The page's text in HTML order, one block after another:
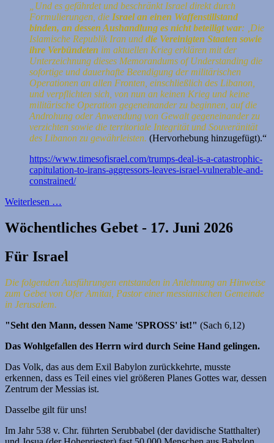
„Und es gefährdet und beschränkt Israel direkt durch
Formulierungen, die Israel an einen Waffenstillstand
binden, an dessen Aushandlung es nicht beteiligt war: ‚Die
Islamische Republik Iran und die Vereinigten Staaten sowie
ihre Verbündeten im aktuellen Krieg erklären mit der
Unterzeichnung dieses Memorandums of Understanding die
sofortige und dauerhafte Beendigung der militärischen
Operationen an allen Fronten, einschließlich des Libanon,
und verpflichten sich, von nun an keinen Krieg und keine
militärische Operation gegeneinander zu beginnen, auf die
Androhung oder Anwendung von Gewalt gegeneinander zu
verzichten sowie die territoriale Integrität und Souveränität
des Libanon zu gewährleisten. (Hervorhebung hinzugefügt).“
https://www.timesofisrael.com/trumps-deal-is-a-catastrophic-
capitulation-to-irans-aggressors-leaves-israel-vulnerable-and-
constrained/
Weiterlesen …
Wöchentliches Gebet - 17. Juni 2026
Für Israel
Die folgenden Ausführungen entstanden in Anlehnung an Hinweise
zum Gebet von Ofer Amitai, Pastor einer messianischen Gemeinde
in Jerusalem.
"Seht den Mann, dessen Name 'SPROSS' ist!" (Sach 6,12)
Das Wohlgefallen des Herrn wird durch Seine Hand gelingen.
Das Volk, das aus dem Exil Babylon zurückkehrte, musste
erkennen, dass es Teil eines viel größeren Planes Gottes war, dessen
Zentrum der Messias ist.
Dasselbe gilt für uns!
Im Jahr 538 v. Chr. führten Serubbabel (der davidische Statthalter)